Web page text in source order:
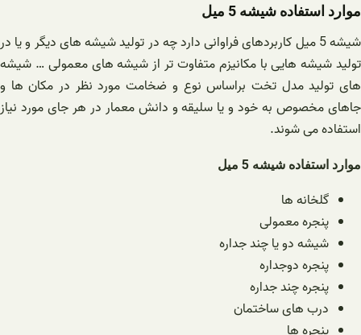
موارد استفاده شیشه 5 میل
شیشه 5 میل کاربردهای فراوانی دارد چه در تولید شیشه های دیگر و یا در
تولید شیشه هایی با مکانیزم متفاوت تر از شیشه های معمولی … شیشه
های تولید مدل تخت براساس نوع و ضخامت مورد نظر در مکان ها و
جاهای مخصوص به خود و یا سلیقه و دانش معمار در هر جای مورد نیاز
استفاده می شوند.
موارد استفاده شیشه 5 میل
گلخانه ها
پنجره معمولی
شیشه دو یا چند جداره
پنجره دوجداره
پنجره چند جداره
درب های ساختمان